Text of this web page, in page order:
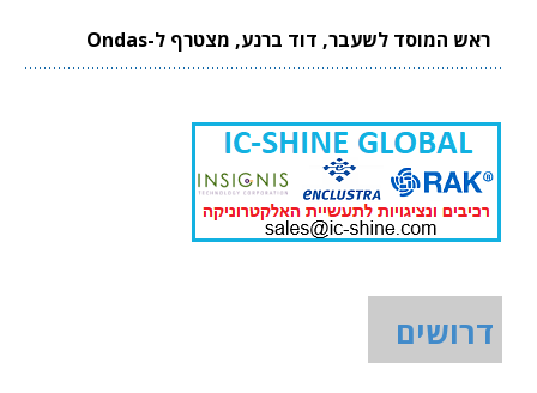
ראש המוסד לשעבר, דוד ברנע, מצטרף ל-Ondas
דרושים